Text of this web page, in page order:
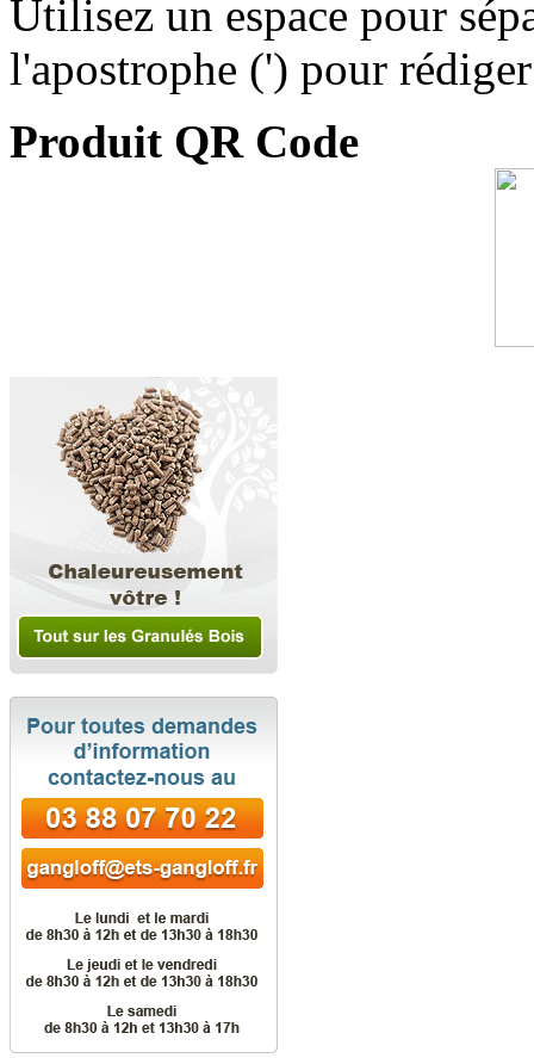
Utilisez un espace pour
l'apostrophe (') pour
Produit QR Code